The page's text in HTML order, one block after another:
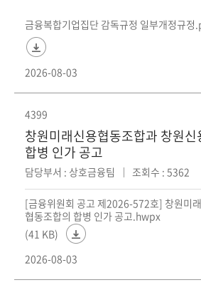
금융복합기업집단 감독규정 일부개정규정
2026-08-03
4399
창원미래신용협동조합과 창원신
합병 인가 공고
담당부서 : 상호금융팀 조회수 : 5362
[금융위원회 공고 제2026-572호] 창원미
협동조합의 합병 인가 공고.hwpx
(41 KB)
2026-08-03